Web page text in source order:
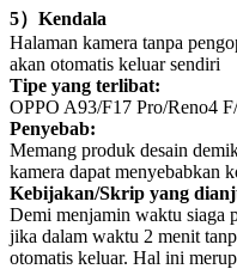
5） Kendala
Halaman kamera tanpa
akan otomatis keluar sendiri
Tipe yang terlibat:
OPPO A93/F17 Pro/Reno4
Penyebab:
Memang produk desain
kamera dapat menyebabkan
Kebijakan/Skrip yang
Demi menjamin waktu siaga
jika dalam waktu 2 menit
otomatis keluar. Hal ini